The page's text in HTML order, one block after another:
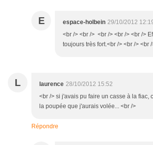
E espace-holbein 29/10/2012
<br /> <br /> <br /> <br /> <br />
toujours très fort.<br /> <br /> <br
L laurence 28/10/2012 15:52
<br /> si j'avais pu faire un casse à la fiac,
la poupée que j'aurais volée... <br />
Répondre